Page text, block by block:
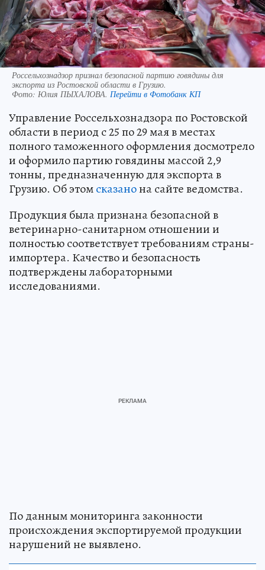
Россельхознадзор признал безопасной партию говядины для
экспорта из Ростовской области в Грузию.
Фото: Юлия ПЫХАЛОВА. Перейти в Фотобанк КП
Управление Россельхознадзора по Ростовской
области в период с 25 по 29 мая в местах
полного таможенного оформления досмотрело
и оформило партию говядины массой 2,9
тонны, предназначенную для экспорта в
Грузию. Об этомсказанона сайте ведомства.
Продукция была признана безопасной в
ветеринарно-санитарном отношении и
полностью соответствует требованиям страны-
импортера. Качество и безопасность
подтверждены лабораторными
исследованиями.
По данным мониторинга законности
происхождения экспортируемой продукции
нарушений не выявлено.